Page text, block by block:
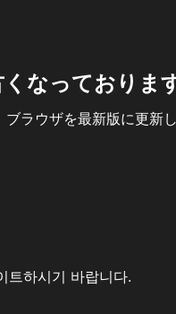
なっておりま
ラウザを最新版に更新し
트하시기 바랍니다.